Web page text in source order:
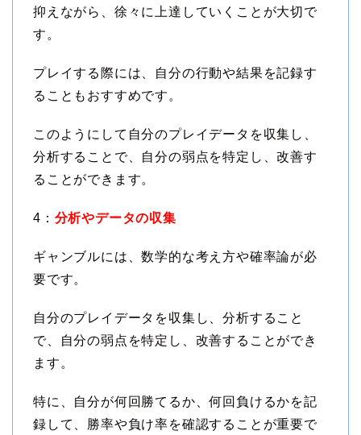
抑えながら、徐々に上達していくことが大切で
す。
プレイする際には、自分の行動や結果を記録す
ることもおすすめです。
このようにして自分のプレイデータを収集し、
分析することで、自分の弱点を特定し、改善す
ることができます。
4： 分析やデータの収集
ギャンブルには、数学的な考え方や確率論が必
要です。
自分のプレイデータを収集し、分析すること
で、自分の弱点を特定し、改善することができ
ます。
特に、自分が何回勝てるか、何回負けるかを記
録して、勝率や負け率を確認することが重要で